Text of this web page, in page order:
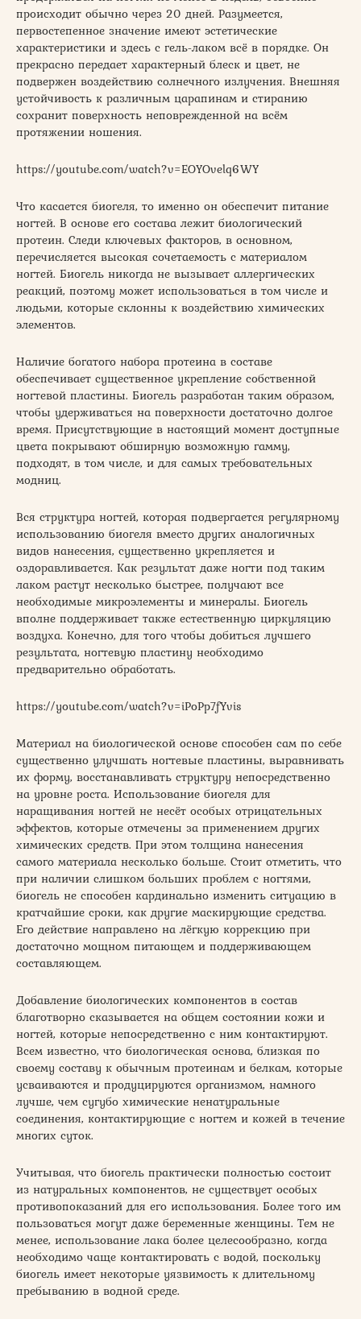
происходит обычно через 20 дней. Разумеется,
первостепенное значение имеют эстетические
характеристики и здесь с гель-лаком всё в порядке. Он
прекрасно передает характерный блеск и цвет, не
подвержен воздействию солнечного излучения. Внешняя
устойчивость к различным царапинам и стиранию
сохранит поверхность неповрежденной на всём
протяжении ношения.
https://youtube.com/watch?v=EOYOvelq6WY
Что касается биогеля, то именно он обеспечит питание
ногтей. В основе его состава лежит биологический
протеин. Следи ключевых факторов, в основном,
перечисляется высокая сочетаемость с материалом
ногтей. Биогель никогда не вызывает аллергических
реакций, поэтому может использоваться в том числе и
людьми, которые склонны к воздействию химических
элементов.
Наличие богатого набора протеина в составе
обеспечивает существенное укрепление собственной
ногтевой пластины. Биогель разработан таким образом,
чтобы удерживаться на поверхности достаточно долгое
время. Присутствующие в настоящий момент доступные
цвета покрывают обширную возможную гамму,
подходят, в том числе, и для самых требовательных
модниц.
Вся структура ногтей, которая подвергается регулярному
использованию биогеля вместо других аналогичных
видов нанесения, существенно укрепляется и
оздоравливается. Как результат даже ногти под таким
лаком растут несколько быстрее, получают все
необходимые микроэлементы и минералы. Биогель
вполне поддерживает также естественную циркуляцию
воздуха. Конечно, для того чтобы добиться лучшего
результата, ногтевую пластину необходимо
предварительно обработать.
https://youtube.com/watch?v=iPoPp7fYvis
Материал на биологической основе способен сам по себе
существенно улучшать ногтевые пластины, выравнивать
их форму, восстанавливать структуру непосредственно
на уровне роста. Использование биогеля для
наращивания ногтей не несёт особых отрицательных
эффектов, которые отмечены за применением других
химических средств. При этом толщина нанесения
самого материала несколько больше. Стоит отметить, что
при наличии слишком больших проблем с ногтями,
биогель не способен кардинально изменить ситуацию в
кратчайшие сроки, как другие маскирующие средства.
Его действие направлено на лёгкую коррекцию при
достаточно мощном питающем и поддерживающем
составляющем.
Добавление биологических компонентов в состав
благотворно сказывается на общем состоянии кожи и
ногтей, которые непосредственно с ним контактируют.
Всем известно, что биологическая основа, близкая по
своему составу к обычным протеинам и белкам, которые
усваиваются и продуцируются организмом, намного
лучше, чем сугубо химические ненатуральные
соединения, контактирующие с ногтем и кожей в течение
многих суток.
Учитывая, что биогель практически полностью состоит
из натуральных компонентов, не существует особых
противопоказаний для его использования. Более того им
пользоваться могут даже беременные женщины. Тем не
менее, использование лака более целесообразно, когда
необходимо чаще контактировать с водой, поскольку
биогель имеет некоторые уязвимость к длительному
пребыванию в водной среде.